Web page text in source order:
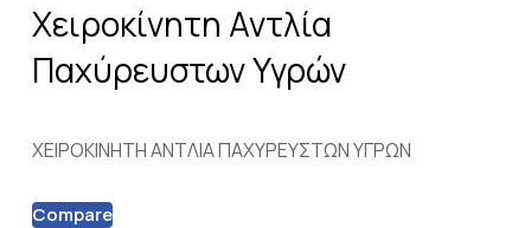
Χειροκίνητη Αντλία
Παχύρευστων Υγρών
ΧΕΙΡΟΚΙΝΗΤΗ ΑΝΤΛΙΑ ΠΑΧΥΡΕΥΣΤΩΝ ΥΓΡΩΝ
Compare